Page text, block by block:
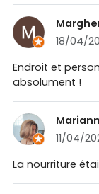
18/04/
Endroit et
absolument !
11/04/
La nourriture